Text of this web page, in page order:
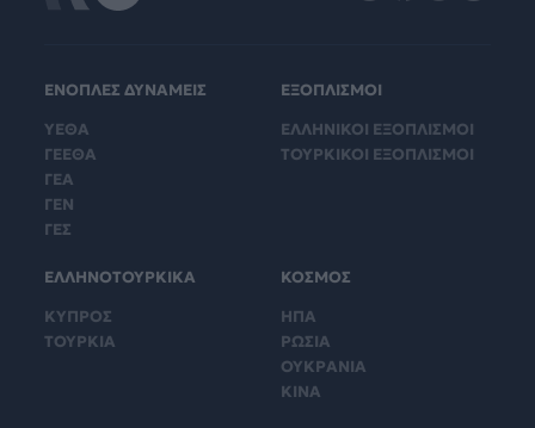
ΕΝΟΠΛΕΣ ΔΥΝΑΜΕΙΣ
ΥΕΘΑ
ΓΕΕΘΑ
ΓΕΑ
ΓΕΝ
ΓΕΣ
ΕΞΟΠΛΙΣΜΟΙ
ΕΛΛΗΝΙΚΟΙ ΕΞΟΠΛΙΣΜΟΙ
ΤΟΥΡΚΙΚΟΙ ΕΞΟΠΛΙΣΜΟΙ
ΕΛΛΗΝΟΤΟΥΡΚΙΚΑ
ΚΥΠΡΟΣ
ΤΟΥΡΚΙΑ
ΚΟΣΜΟΣ
ΗΠΑ
ΡΩΣΙΑ
ΟΥΚΡΑΝΙΑ
ΚΙΝΑ